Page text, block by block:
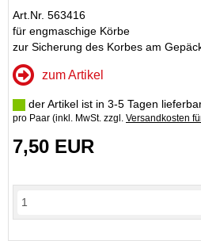
Art.Nr. 563416
für engmaschige Körbe
zur Sicherung des Korbes am
zum Artikel
der Artikel ist in 3-5 Tagen
pro Paar (inkl. MwSt. zzgl. Versandkosten
7,50 EUR